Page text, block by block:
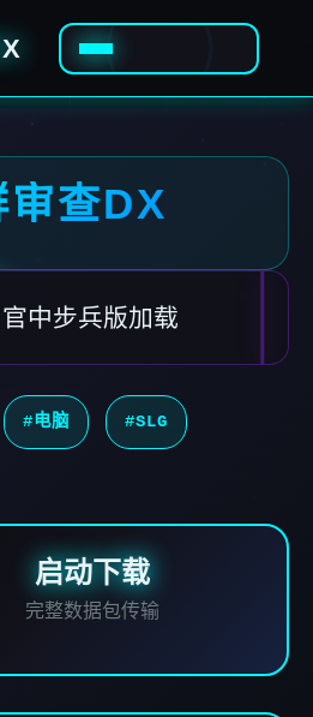
审查DX
中步兵版加载
#电脑 #SLG
启动下载
完整数据包传输